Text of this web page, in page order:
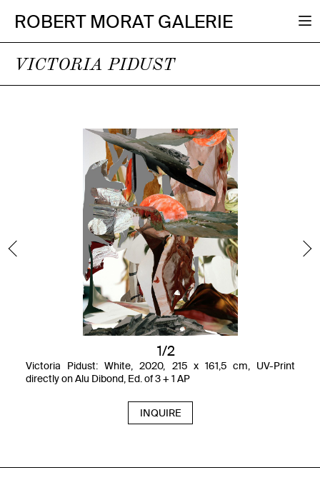
ROBERT MORAT GALERIE
VICTORIA PIDUST
Victoria Pidust: White, 2020, 215 x 161,5 cm, UV-Print
directly on Alu Dibond, Ed. of 3 + 1 AP
1/2
INQUIRE